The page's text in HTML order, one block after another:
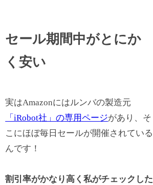
セール期間中がとにか
く安い
実はAmazonにはルンバの製造元
「iRobot社」の専用ページがあり、そ
こにほぼ毎日セールが開催されている
んです！
割引率がかなり高く私がチェックした